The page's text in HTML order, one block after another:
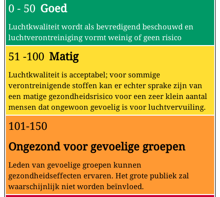
0 - 50 Goed
Luchtkwaliteit wordt als bevredigend beschouwd en
luchtverontreiniging vormt weinig of geen risico
51 -100 Matig
Luchtkwaliteit is acceptabel; voor sommige
verontreinigende stoffen kan er echter sprake zijn van
een matige gezondheidsrisico voor een zeer klein aantal
mensen dat ongewoon gevoelig is voor luchtvervuiling.
101-150
Ongezond voor gevoelige groepen
Leden van gevoelige groepen kunnen
gezondheidseffecten ervaren. Het grote publiek zal
waarschijnlijk niet worden beïnvloed.